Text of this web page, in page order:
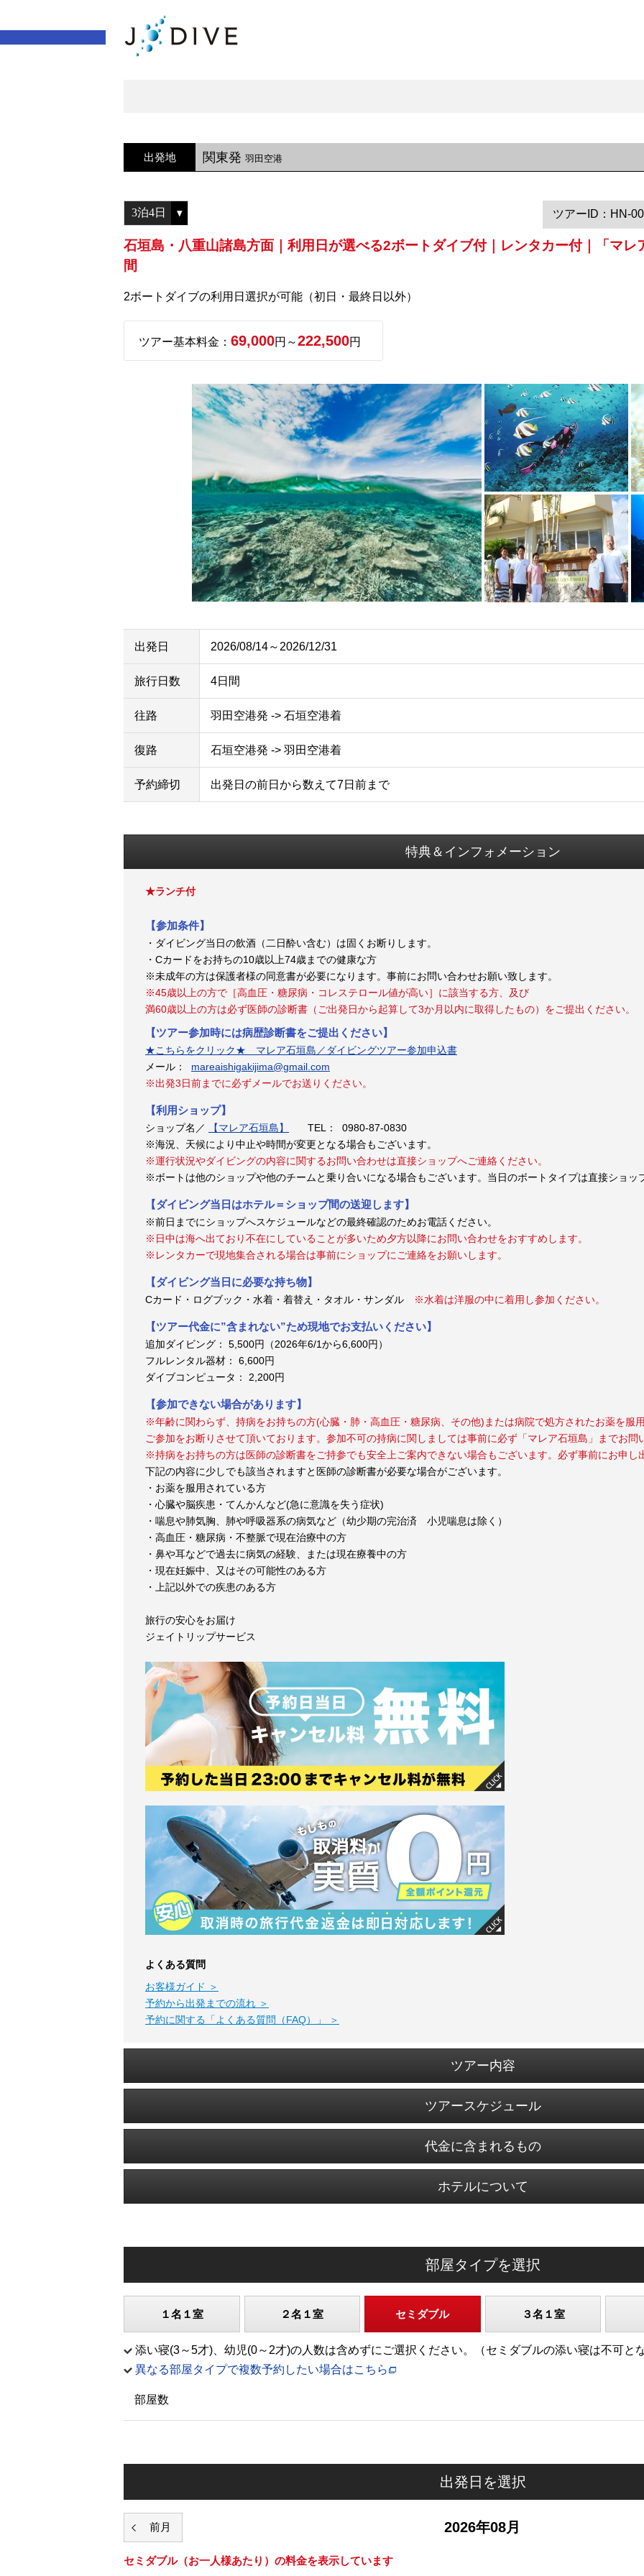
出発地 関東発 羽田空港
ツアーID：HN-
石垣島・八重山諸島方面｜利用日が選べる2ボートダイブ付｜レンタカー付｜「マ
間
2ボートダイブの利用日選択が可能（初日・最終日以外）
ツアー基本料金： 69,000円～222,500円
出発日 2026/08/14～2026/12/31
旅行日数 4日間
往路 羽田空港発 -> 石垣空港着
復路 石垣空港発 -> 羽田空港着
予約締切 出発日の前日から数えて7日前まで
特典＆インフォメーション
★ランチ付
【参加条件】
・ダイビング当日の飲酒（二日酔い含む）は固くお断りします。
・Cカードをお持ちの10歳以上74歳までの健康な方
※未成年の方は保護者様の同意書が必要になります。事前にお問い合わせお願い致します。
※45歳以上の方で［高血圧・糖尿病・コレステロール値が高い］に該当する方、及び
満60歳以上の方は必ず医師の診断書（ご出発日から起算して3か月以内に取得したもの）をご提出ください。
【ツアー参加時には病歴診断書をご提出ください】
★こちらをクリック★ マレア石垣島／ダイビングツアー参加申込書
メール： mareaishigakijima@gmail.com
※出発3日前までに必ずメールでお送りください。
【利用ショップ】
ショップ名／ 【マレア石垣島】
TEL： 0980-87-0830
※海況、天候により中止や時間が変更となる場合もございます。
※運行状況やダイビングの内容に関するお問い合わせは直接ショップへご連絡ください。
※ボートは他のショップや他のチームと乗り合いになる場合もございます。当日のボートタイプは直接ショッ
【ダイビング当日はホテル＝ショップ間の送迎します】
※前日までにショップへスケジュールなどの最終確認のためお電話ください。
※日中は海へ出ており不在にしていることが多いため夕方以降にお問い合わせをおすすめします。
※レンタカーで現地集合される場合は事前にショップにご連絡をお願いします。
【ダイビング当日に必要な持ち物】
Cカード・ログブック・水着・着替え・タオル・サンダル ※水着は洋服の中に着用し参加ください。
【ツアー代金に”含まれない”ため現地でお支払いください】
追加ダイビング： 5,500円（2026年6/1から6,600円）
フルレンタル器材： 6,600円
ダイブコンピュータ： 2,200円
【参加できない場合があります】
※年齢に関わらず、持病をお持ちの方(心臓・肺・高血圧・糖尿病、その他)または病院で処方されたお薬を服
ご参加をお断りさせて頂いております。参加不可の持病に関しましては事前に必ず「マレア石垣島」までお問
※持病をお持ちの方は医師の診断書をご持参でも安全上ご案内できない場合もございます。必ず事前にお申し
下記の内容に少しでも該当されますと医師の診断書が必要な場合がございます。
・お薬を服用されている方
・心臓や脳疾患・てんかんなど(急に意識を失う症状)
・喘息や肺気胸、肺や呼吸器系の病気など（幼少期の完治済 小児喘息は除く）
・高血圧・糖尿病・不整脈で現在治療中の方
・鼻や耳などで過去に病気の経験、または現在療養中の方
・現在妊娠中、又はその可能性のある方
・上記以外での疾患のある方
旅行の安心をお届け
ジェイトリップサービス
よくある質問
お客様ガイド ＞
予約から出発までの流れ ＞
予約に関する「よくある質問（FAQ）」 ＞
ツアー内容
ツアースケジュール
代金に含まれるもの
ホテルについて
部屋タイプを選択
１名１室 ２名１室 セミダブル ３名１室
添い寝(3～5才)、幼児(0～2才)の人数は含めずにご選択ください。（セミダブルの添い寝は不可と
異なる部屋タイプで複数予約したい場合はこちら
部屋数
出発日を選択
2026年08月
セミダブル（お一人様あたり）の料金を表示しています